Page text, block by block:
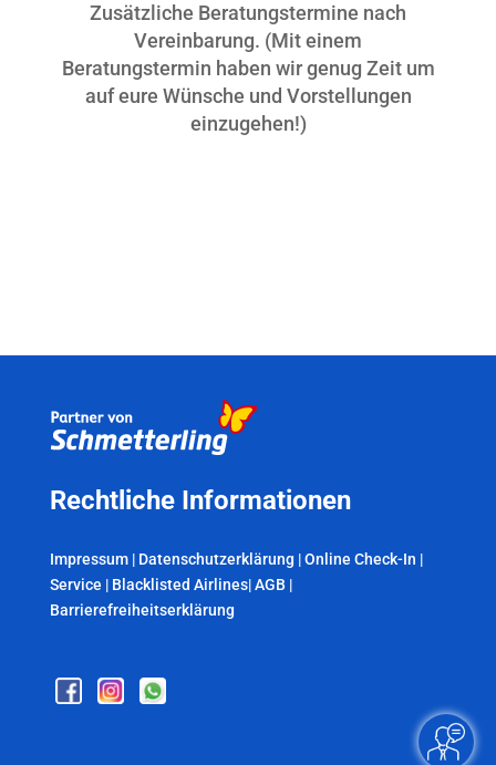
Zusätzliche Beratungstermine nach
Vereinbarung. (Mit einem
Beratungstermin haben wir genug Zeit um
auf eure Wünsche und Vorstellungen
einzugehen!)
Rechtliche Informationen
Impressum| Datenschutzerklärung |Online Check-In |
Service | Blacklisted Airlines|AGB |
Barrierefreiheitserklärung